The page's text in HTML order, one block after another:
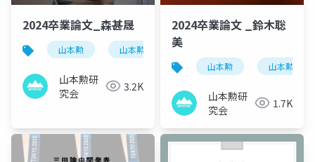
2024卒業論文_森甚晟
山本勲 山本勲研究会
山本勲研
究会
3.2K
2024卒業論文 _鈴木聡
美
山本勲 山本勲研究
山本勲研
究会
1.7K